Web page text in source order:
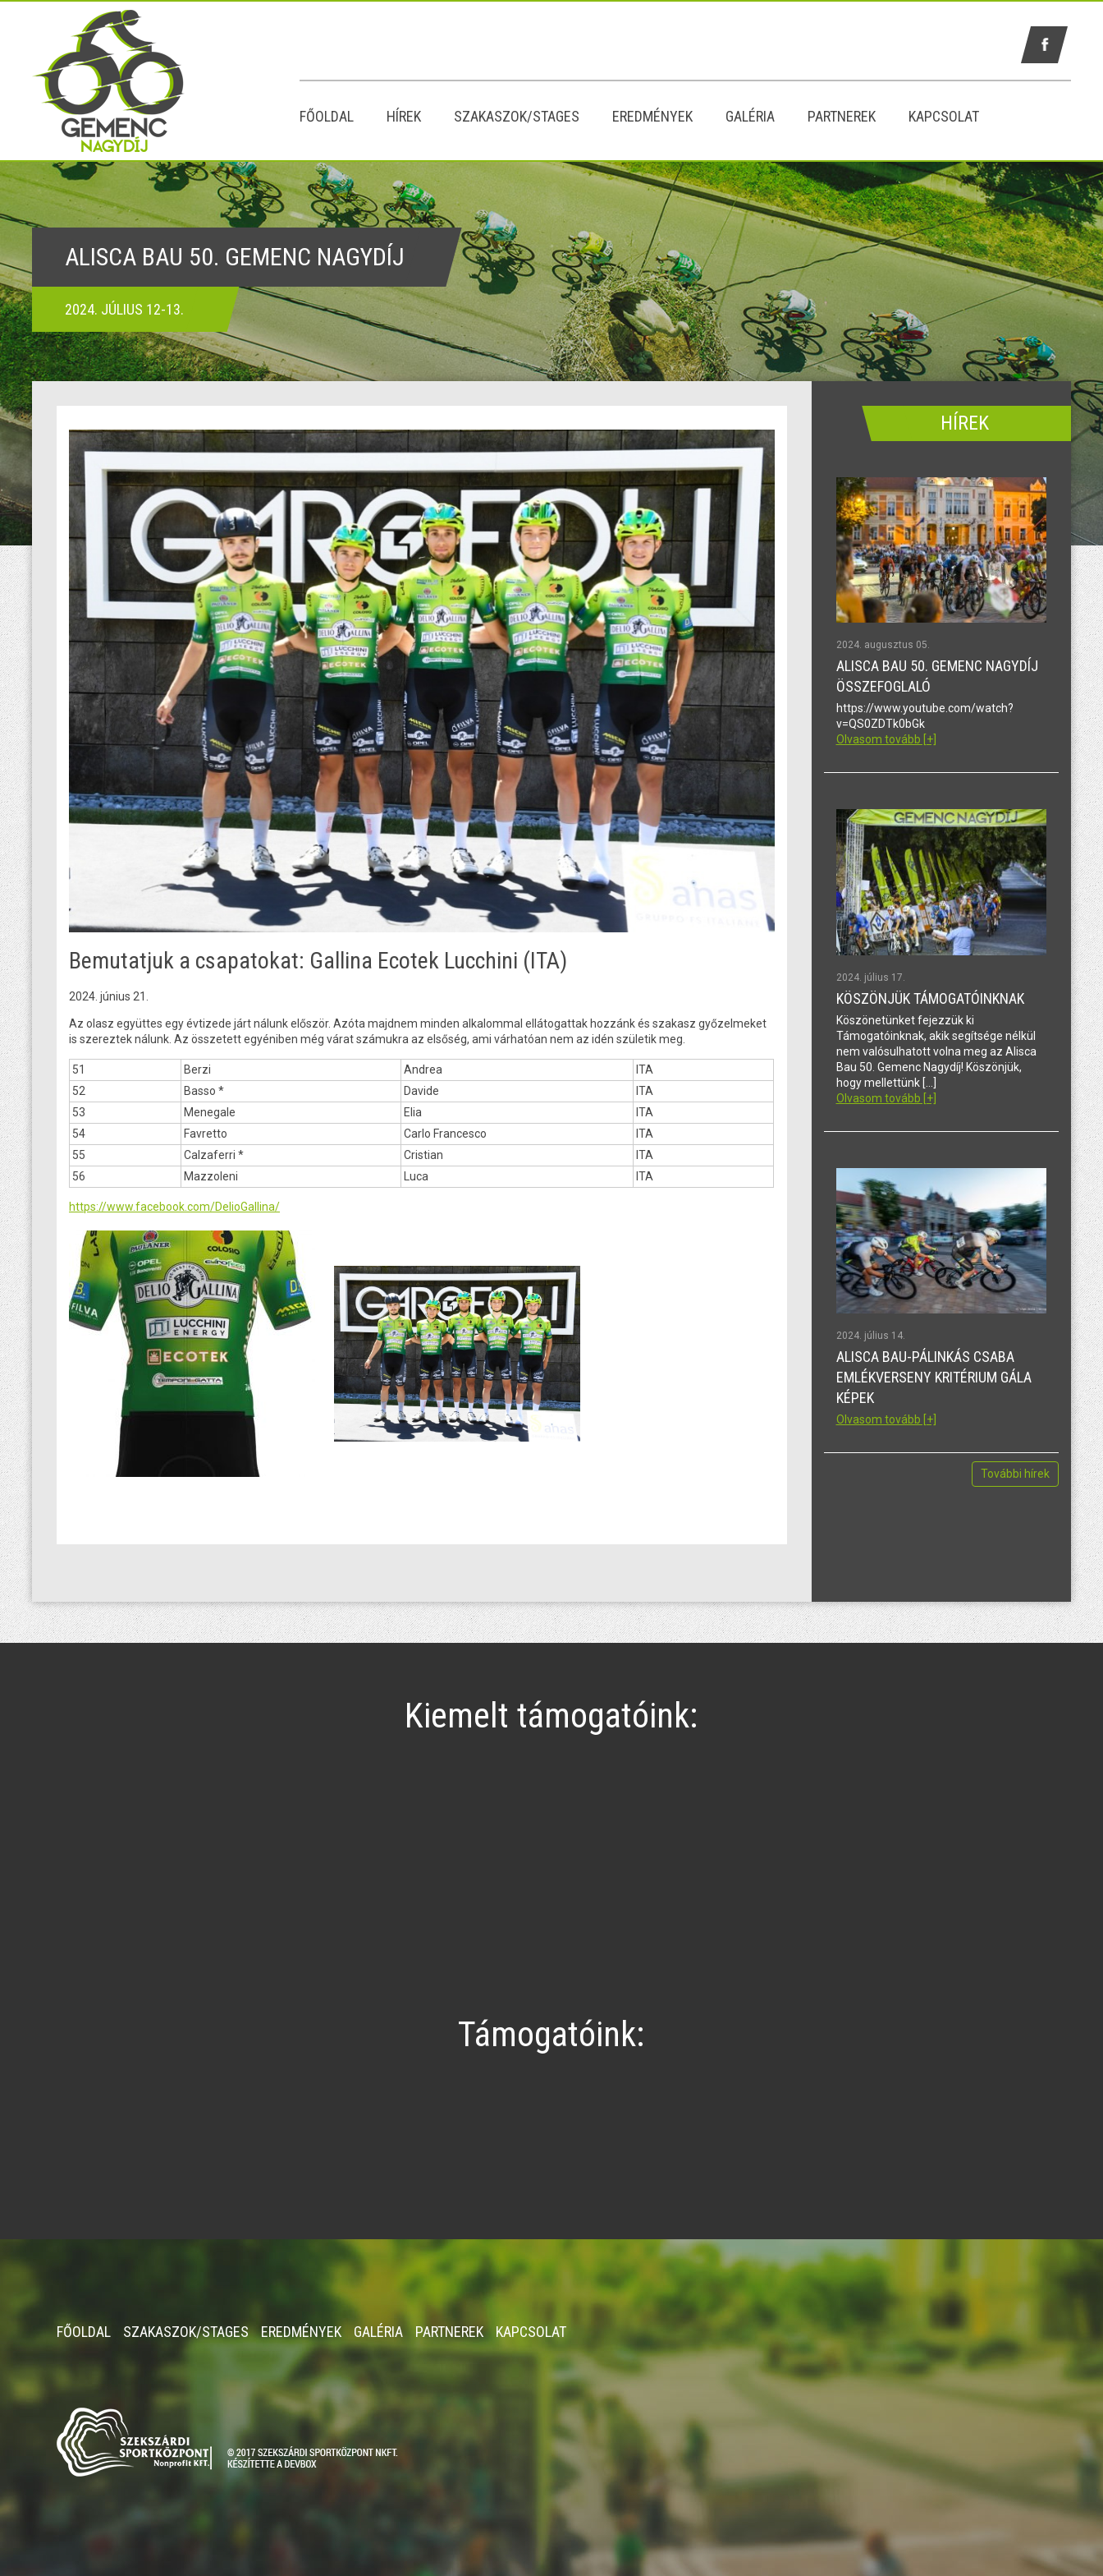
FŐOLDAL HÍREK SZAKASZOK/STAGES EREDMÉNYEK GALÉRIA PARTNEREK KAPCSOLAT
ALISCA BAU 50. GEMENC NAGYDÍJ
2024. JÚLIUS 12-13.
Bemutatjuk a csapatokat: Gallina Ecotek Lucchini (ITA)
2024. június 21.
Az olasz együttes egy évtizede járt nálunk először. Azóta majdnem minden alkalommal ellátogattak hozzánk és szakasz győzelmeket
is szereztek nálunk. Az összetett egyéniben még várat számukra az elsőség, ami várhatóan nem az idén születik meg.
51 Berzi Andrea
ITA
52
Basso * Davide
ITA
53
Menegale Elia
ITA
54
Favretto Carlo Francesco
ITA
55
Calzaferri * Cristian
ITA
56
Mazzoleni Luca ITA
https://www.facebook.com/DelioGallina/
HÍREK
2024. augusztus 05.
ALISCA BAU 50. GEMENC NAGYDÍJ
ÖSSZEFOGLALÓ
https://www.youtube.com/watch?
v=QS0ZDTk0bGk
Olvasom tovább [+]
2024. július 17.
KÖSZÖNJÜK TÁMOGATÓINKNAK
Köszönetünket fejezzük ki
Támogatóinknak, akik segítsége nélkül
nem valósulhatott volna meg az Alisca
Bau 50. Gemenc Nagydíj! Köszönjük,
hogy mellettünk […]
Olvasom tovább [+]
2024. július 14.
ALISCA BAU-PÁLINKÁS CSABA
EMLÉKVERSENY KRITÉRIUM GÁLA
KÉPEK
Olvasom tovább [+]
További hírek
Kiemelt támogatóink:
Támogatóink:
FŐOLDAL SZAKASZOK/STAGES EREDMÉNYEK GALÉRIA PARTNEREK KAPCSOLAT